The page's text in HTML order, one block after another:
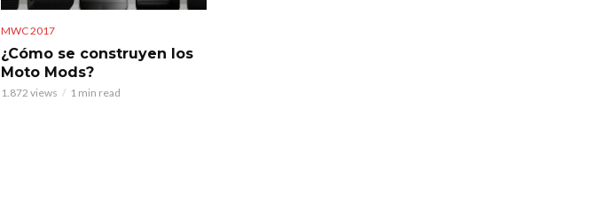
MWC 2017
¿Cómo se construyen los
Moto Mods?
1.872 views 1 min read